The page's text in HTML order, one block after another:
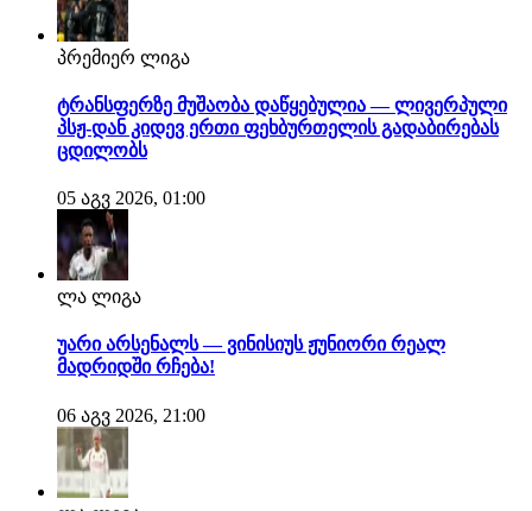
პრემიერ ლიგა
ტრანსფერზე მუშაობა დაწყებულია — ლივერპული
პსჟ-დან კიდევ ერთი ფეხბურთელის გადაბირებას
ცდილობს
05 აგვ 2026, 01:00
ლა ლიგა
უარი არსენალს — ვინისიუს ჟუნიორი რეალ
მადრიდში რჩება!
06 აგვ 2026, 21:00